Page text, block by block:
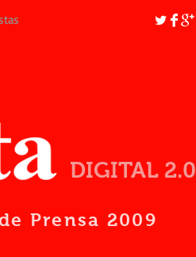
DIGITAL 2.0
Prensa 2009